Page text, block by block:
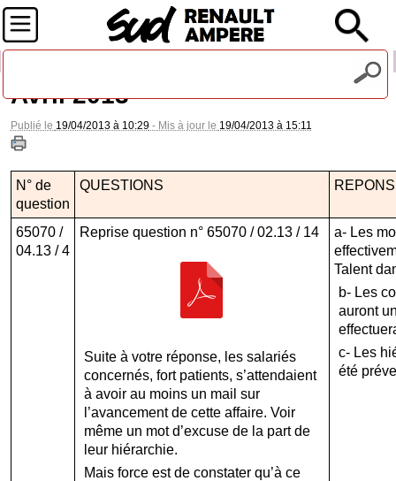
Avril 2013
Publié le 19/04/2013 à 10:29- Mis à jour le 19/04/2013 à 15:11
N° de
question
QUESTIONS
65070 /
04.13 / 4
Reprise question n° 65070 / 02.13 / 14
Suite à votre réponse, les salariés
concernés, fort patients, s’attendaient
à avoir au moins un mail sur
l’avancement de cette affaire. Voir
même un mot d’excuse de la part de
leur hiérarchie.
Mais force est de constater qu’à ce
a- Les
Talent
b- Les
auront
c- Les
été